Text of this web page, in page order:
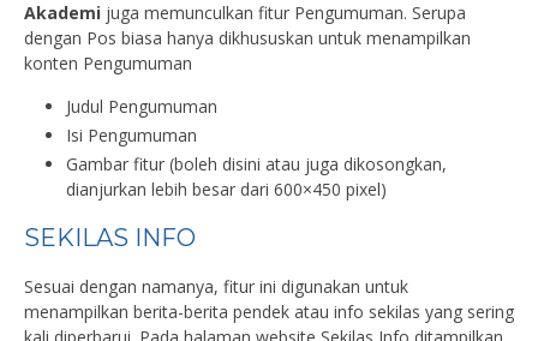
Akademi juga memunculkan fitur Pengumuman. Serupa
dengan Pos biasa hanya dikhususkan untuk menampilkan
konten Pengumuman
Judul Pengumuman
Isi Pengumuman
Gambar fitur (boleh disini atau juga dikosongkan,
dianjurkan lebih besar dari 600×450 pixel)
SEKILAS INFO
Sesuai dengan namanya, fitur ini digunakan untuk
menampilkan berita-berita pendek atau info sekilas yang sering